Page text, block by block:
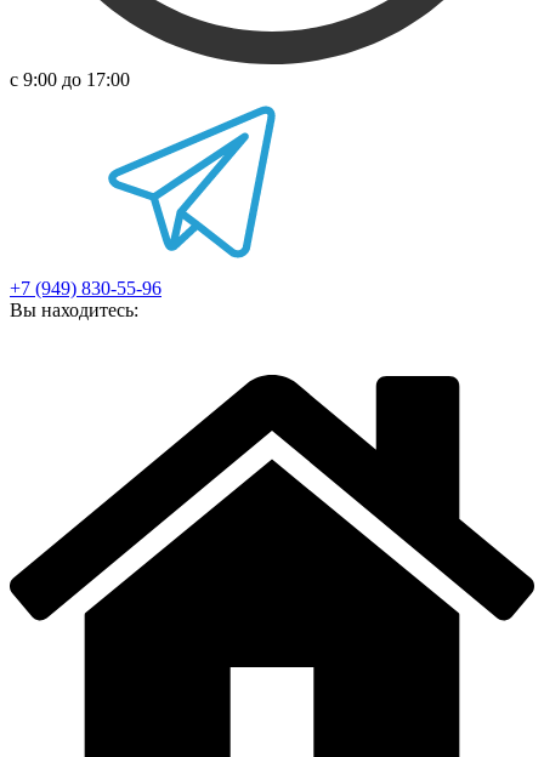
с 9:00 до 17:00
+7 (949) 830-55-96
Вы находитесь: